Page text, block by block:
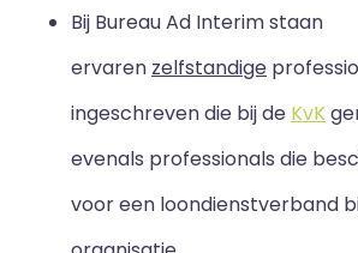
Bij Bureau Ad Interim staan
ervaren zelfstandige
ingeschreven die bij de KvK
evenals professionals die
voor een loondienstverband